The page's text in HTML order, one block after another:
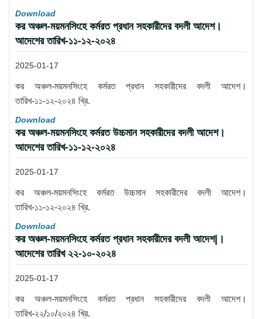
Download
কর অঞ্চল-ময়মনসিংহে কর্মরত প্রধান সহকারীদের বদলী আদেশ।
আদেশের তারিখ-১১-১২-২০২৪
2025-01-17
কর অঞ্চল-ময়মনসিংহে কর্মরত প্রধান সহকারীদের বদলী আদেশ।
তারিখ-১১-১২-২০২৪ খ্রি.
Download
কর অঞ্চল-ময়মনসিংহে কর্মরত উচ্চমান সহকারীদের বদলী আদেশ।
আদেশের তারিখ-১১-১২-২০২৪
2025-01-17
কর অঞ্চল-ময়মনসিংহে কর্মরত উচ্চমান সহকারীদের বদলী আদেশ।
তারিখ-১১-১২-২০২৪ খ্রি.
Download
কর অঞ্চল-ময়মনসিংহে কর্মরত প্রধান সহকারীদের বদলী আদেশ|।
আদেশের তারিখ ২২-১০-২০২৪
2025-01-17
কর অঞ্চল-ময়মনসিংহে কর্মরত প্রধান সহকারীদের বদলী আদেশ।
তারিখ-২২/১০/২০২৪ খ্রি.